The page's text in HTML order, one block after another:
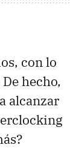
con lo
hecho,
alcanzar